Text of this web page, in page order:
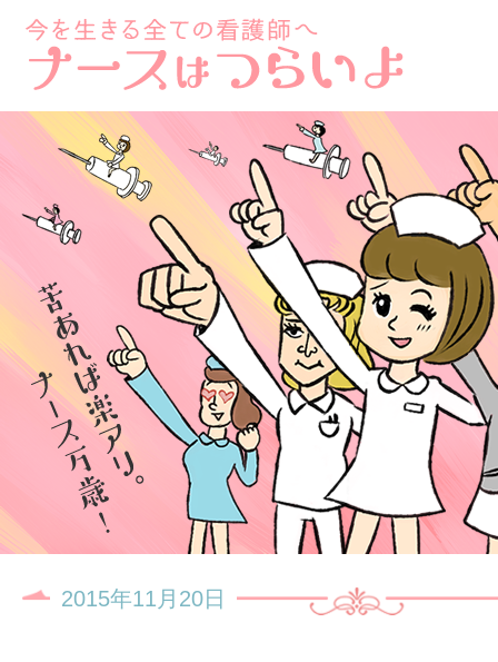
2015年11月20日